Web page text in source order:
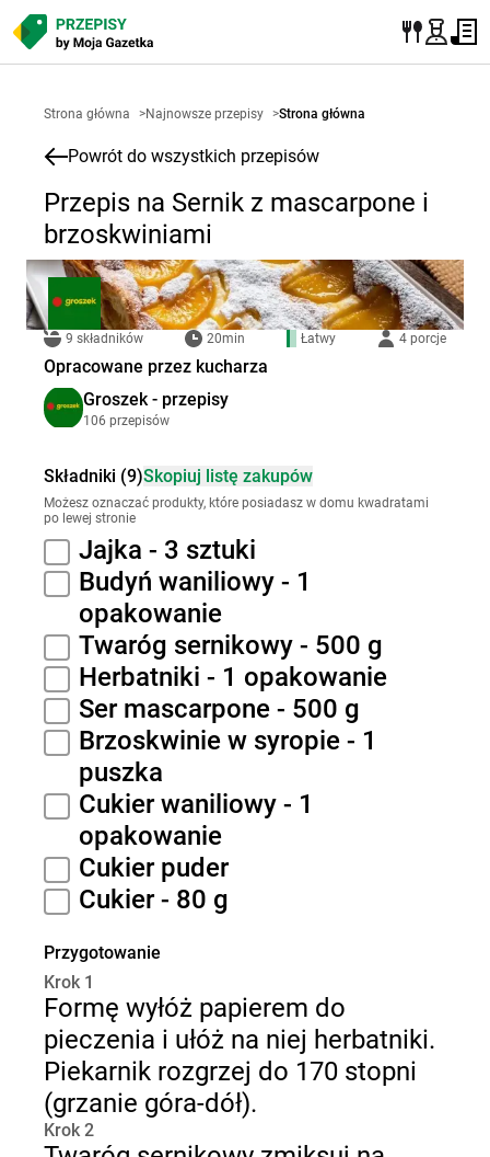
Strona główna >Najnowsze przepisy >Strona główna
Powrót do wszystkich przepisów
Przepis na Sernik z mascarpone i
brzoskwiniami
9 składników 20min Łatwy 4 porcje
Opracowane przez kucharza
Groszek - przepisy
106 przepisów
Składniki (9)Skopiuj listę zakupów
Możesz oznaczać produkty, które posiadasz w domu kwadratami
po lewej stronie
Jajka - 3 sztuki
Budyń waniliowy - 1
opakowanie
Twaróg sernikowy - 500 g
Herbatniki - 1 opakowanie
Ser mascarpone - 500 g
Brzoskwinie w syropie - 1
puszka
Cukier waniliowy - 1
opakowanie
Cukier puder
Cukier - 80 g
Przygotowanie
Krok 1
Formę wyłóż papierem do
pieczenia i ułóż na niej herbatniki.
Piekarnik rozgrzej do 170 stopni
(grzanie góra-dół).
Krok 2